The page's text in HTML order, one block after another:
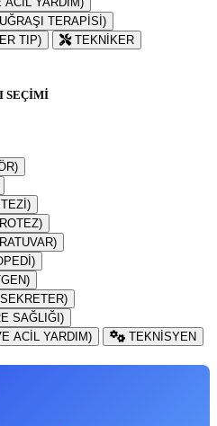
TERAPİSİ)
TIP)
TEKNİKER
SEÇİMİ
SAĞLIĞI)
ACİL YARDIM)
TEKNİSYEN